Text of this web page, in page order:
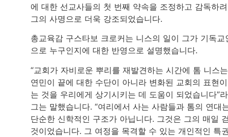
에 대한 선교사들의 첫 번째 약속을 조정하고 감독하
그의 사명으로 더욱 강조되었습니다.
총교육감 구스타보 크로커는 니스의 일이 그가 기독교
으로 누구인지에 대한 반영으로 설명했습니다.
“교회가 자비로운 뿌리를 재발견하는 시간에 톰 니스는
연민이 끝에 대한 수단이 아니라 변화된 교회의 표현
는 것을 우리에게 상기시키는 데 도움이 되었습니다”
그는 말했습니다. “여리에서 사는 사람들과 톰의 연대
단순한 신학적인 구조가 아닙니다. 그것은 그의 매일
것이었습니다. 그 여정을 목격할 수 있는 개인적인 특